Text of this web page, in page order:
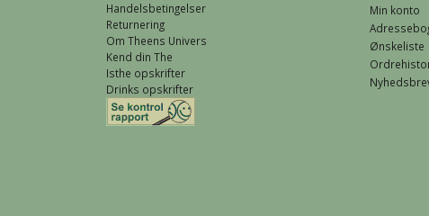
Handelsbetingelser
Returnering
Om Theens Univers
Kend din The
Isthe opskrifter
Drinks opskrifter
Min konto
Ønskeliste